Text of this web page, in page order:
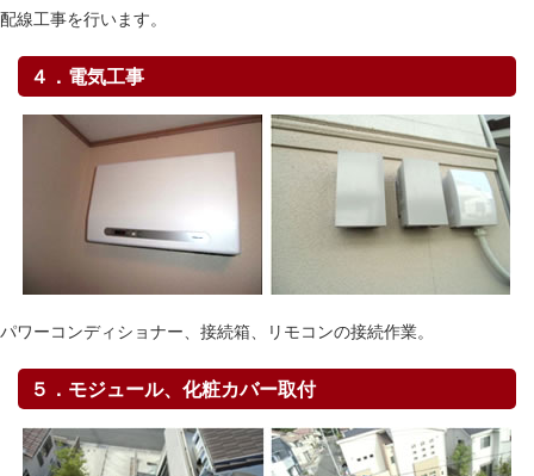
配線工事を行います。
４．電気工事
パワーコンディショナー、接続箱、リモコンの接続作業。
５．モジュール、化粧カバー取付